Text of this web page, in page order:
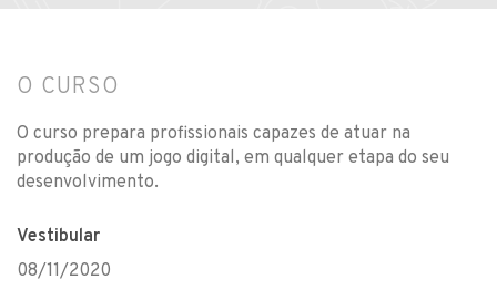
O CURSO
O curso prepara profissionais capazes de atuar na
produção de um jogo digital, em qualquer etapa do seu
desenvolvimento.
Vestibular
08/11/2020